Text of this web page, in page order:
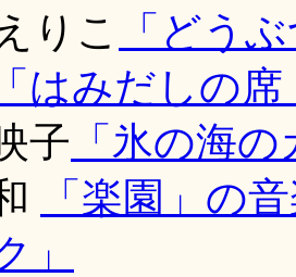
りこ
「どう
「はみだしの席
子 「氷の海
「楽園」の
」